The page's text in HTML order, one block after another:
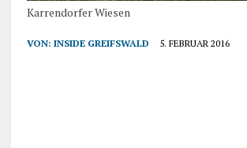
Karrendorfer Wiesen
VON: INSIDE GREIFSWALD 5. FEBRUAR 2016